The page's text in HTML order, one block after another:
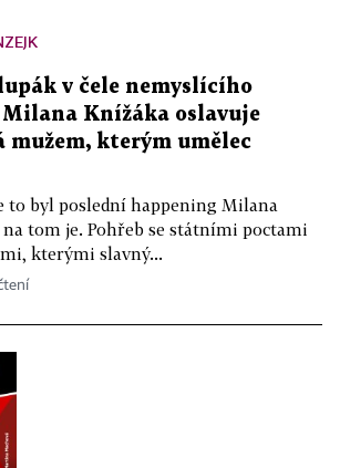
v čele nemyslícího
Milana Knížáka oslavuje
mužem, kterým umělec
to byl poslední happening Milana
tom je. Pohřeb se státními poctami
kterými slavný...